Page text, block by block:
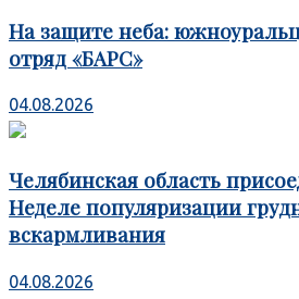
На защите неба:
отряд «БАРС»
04.08.2026
Челябинская область
Неделе популяризации
вскармливания
04.08.2026